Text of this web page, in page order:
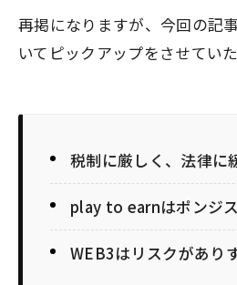
再掲になりますが、今回の記
いてピックアップをさせてい
税制に厳しく、法律に
play to earnはポンジ
WEB3はリスクがあり